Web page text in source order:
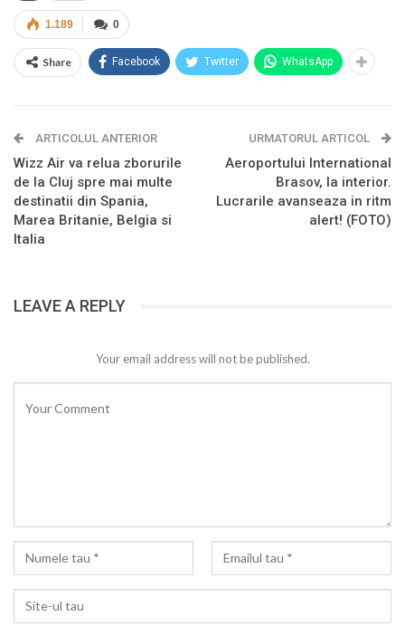
0
1.189
Share Facebook Twitter WhatsApp
ARTICOLUL ANTERIOR
Wizz Air va relua zborurile
de la Cluj spre mai multe
destinatii din Spania,
Marea Britanie, Belgia si
Italia
URMATORUL ARTICOL
Aeroportului International
Brasov, la interior.
Lucrarile avanseaza in ritm
alert! (FOTO)
LEAVE A REPLY
Your email address will not be published.